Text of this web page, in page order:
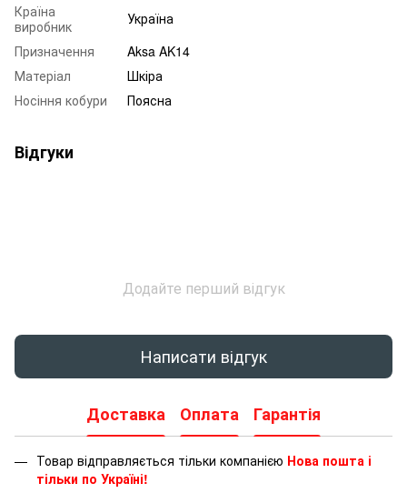
Країна
виробник
Україна
Призначення
Aksa AK14
Матеріал
Шкіра
Носіння кобури
Поясна
Відгуки
Додайте перший відгук
Написати відгук
Доставка Оплата Гарантія
Товар відправляється тільки компанією Нова пошта і
тільки по Україні!